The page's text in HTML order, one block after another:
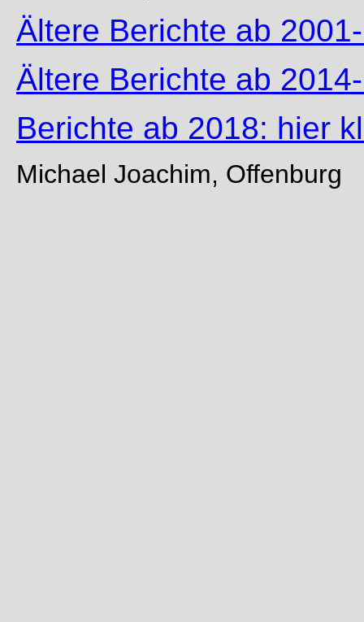
Ältere Berichte ab
Ältere Berichte ab
Berichte ab 2018: hier
Michael Joachim, Offenburg